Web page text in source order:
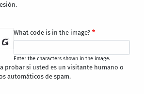
What code is in the image?
Enter the characters shown in the image.
probar si usted es un visitante humano o
automáticos de spam.